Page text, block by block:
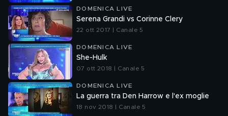
DOMENICA LIVE
Serena Grandi vs Corinne Clery
22 ott 2017 | Canale 5
DOMENICA LIVE
She-Hulk
07 ott 2018 | Canale 5
DOMENICA LIVE
La guerra tra Den Harrow e l'ex moglie
18 nov 2018 | Canale 5